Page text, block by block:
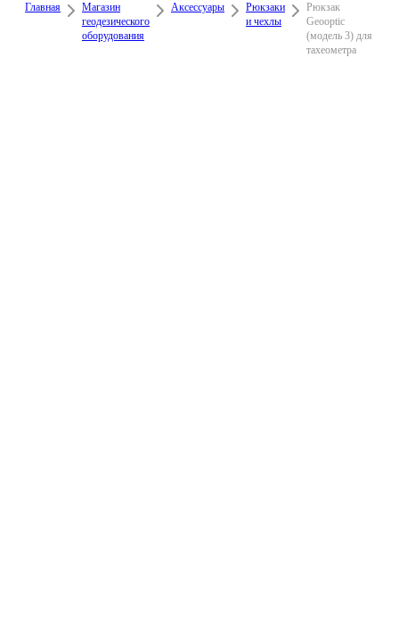
Главная
Магазин
геодезического
оборудования
Аксессуары
Рюкзаки
и чехлы
Рюкзак
Geooptic
(модель 3) для
тахеометра